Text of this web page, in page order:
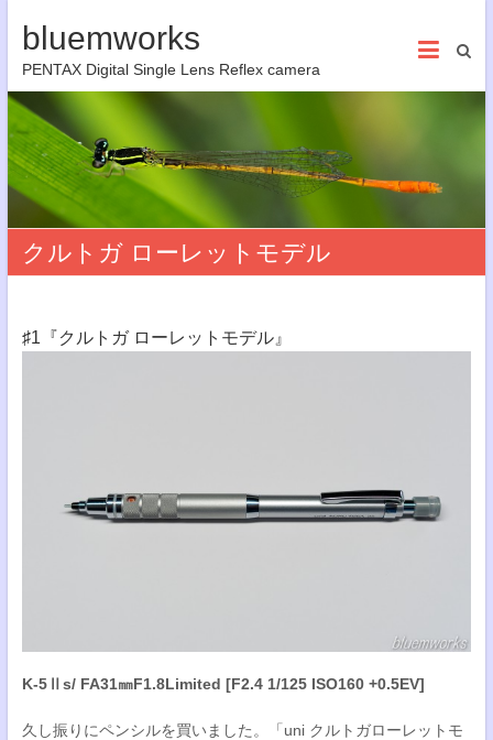
bluemworks
PENTAX Digital Single Lens Reflex camera
クルトガ ローレットモデル
♯1『クルトガ ローレットモデル』
K-5Ⅱs/ FA31㎜F1.8Limited [F2.4 1/125 ISO160 +0.5EV]
久し振りにペンシルを買いました。「uni クルトガローレットモ